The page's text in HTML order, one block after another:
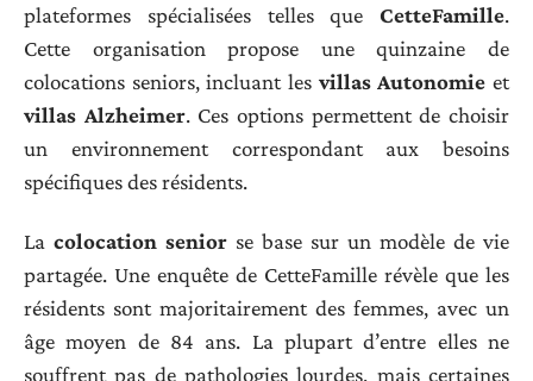
plateformes spécialisées telles que CetteFamille.
Cette organisation propose une quinzaine de
colocations seniors, incluant les villas Autonomie et
villas Alzheimer. Ces options permettent de choisir
un environnement correspondant aux besoins
spécifiques des résidents.
La colocation senior se base sur un modèle de vie
partagée. Une enquête de CetteFamille révèle que les
résidents sont majoritairement des femmes, avec un
âge moyen de 84 ans. La plupart d’entre elles ne
souffrent pas de pathologies lourdes, mais certaines